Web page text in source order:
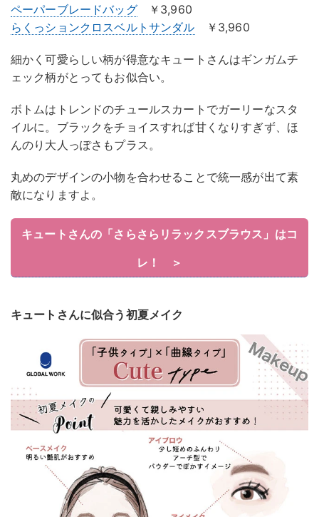
ペーパーブレードバッグ￥3,960
らくっションクロスベルトサンダル ￥3,960
細かく可愛らしい柄が得意なキュートさんはギンガムチ
ェック柄がとってもお似合い。
ボトムはトレンドのチュールスカートでガーリーなスタ
イルに。ブラックをチョイスすれば甘くなりすぎず、ほ
んのり大人っぽさもプラス。
丸めのデザインの小物を合わせることで統一感が出て素
敵になりますよ。
キュートさんの「さらさらリラックスブラウス」はコ
レ！ ＞
キュートさんに似合う初夏メイク